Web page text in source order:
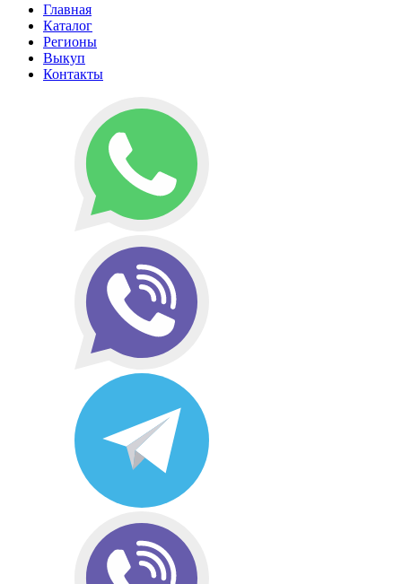
Главная
Каталог
Регионы
Выкуп
Контакты